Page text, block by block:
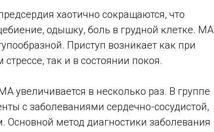
хаотично сокращаются, что
одышку, боль в грудной клетке. МА
Приступ возникает как при
так и в состоянии покоя.
увеличивается в несколько раз. В группе
с заболеваниями сердечно-сосудистой,
Основной метод диагностики заболевания